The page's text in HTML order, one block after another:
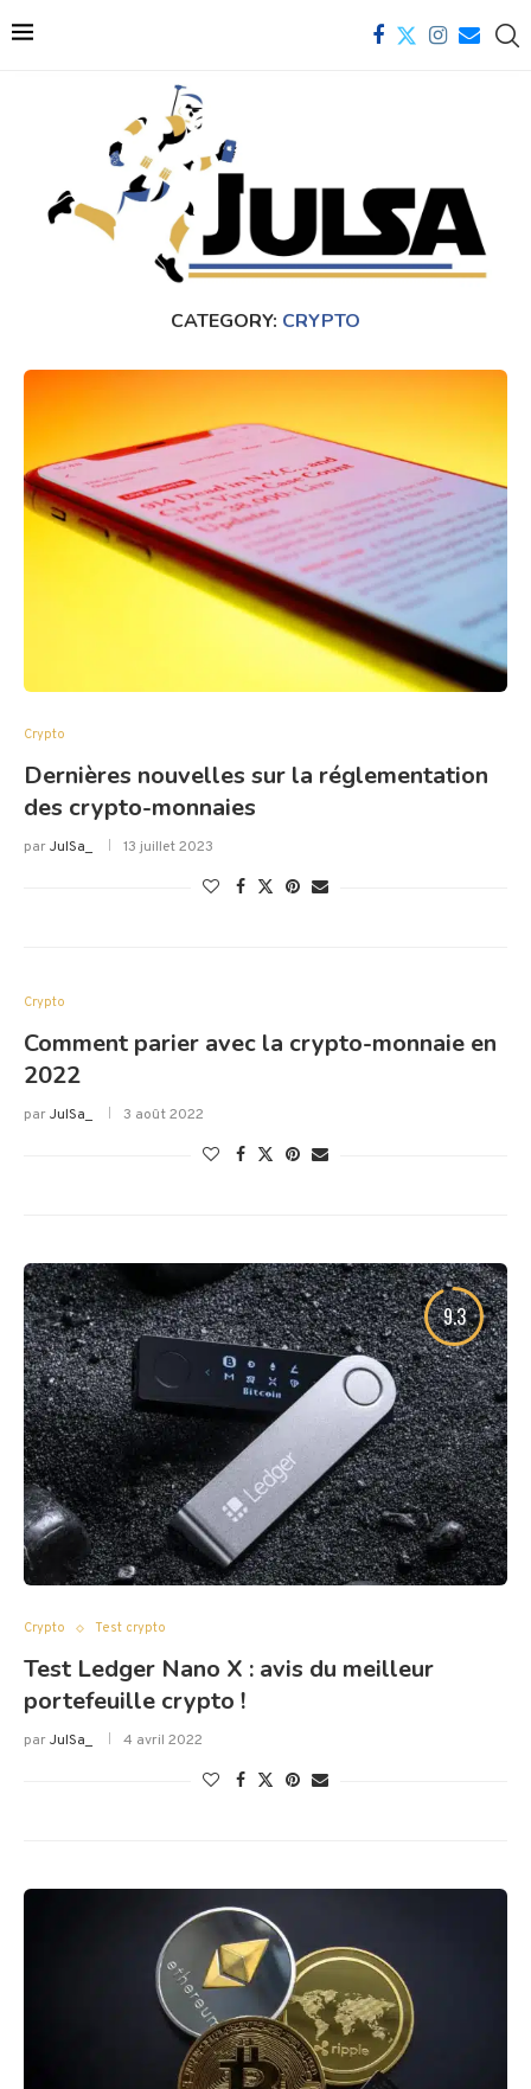
CATEGORY: CRYPTO
Crypto
Dernières nouvelles sur la réglementation
des crypto-monnaies
parJulSa_ 13 juillet 2023
Crypto
Comment parier avec la crypto-monnaie en
2022
parJulSa_ 3 août 2022
9.3
Crypto Test crypto
Test Ledger Nano X : avis du meilleur
portefeuille crypto !
parJulSa_ 4 avril 2022